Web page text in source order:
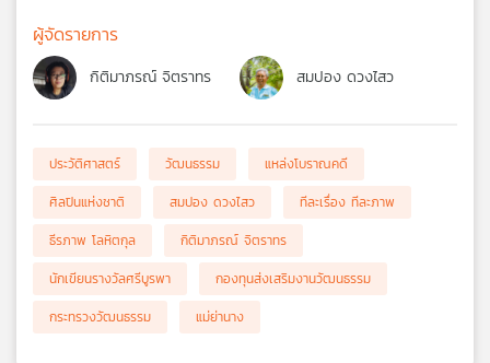
ผู้จัดรายการ
กิติมาภรณ์ จิตราทร สมปอง ดวงไสว
ประวัติศาสตร์ วัฒนธรรม
แหล่งโบราณคดี
ศิลปินแห่งชาติ
สมปอง ดวงไสว
ทีละเรื่อง ทีละภาพ
ธีรภาพ โลหิตกุล
กิติมาภรณ์ จิตราทร
นักเขียนรางวัลศรีบูรพา
กองทุนส่งเสริมงานวัฒนธรรม
กระทรวงวัฒนธรรม
แม่ย่านาง